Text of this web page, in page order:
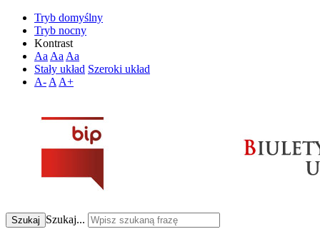
Tryb domyślny
Tryb nocny
Kontrast
Aa Aa Aa
Stały układ Szeroki układ
A- A A+
Szukaj Szukaj...